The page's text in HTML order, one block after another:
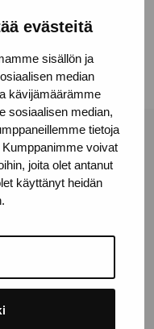
evästeitä
sisällön ja
median
kävijämäärämme
sosiaalisen median,
tietoja
voivat
joita olet antanut
käyttänyt heidän